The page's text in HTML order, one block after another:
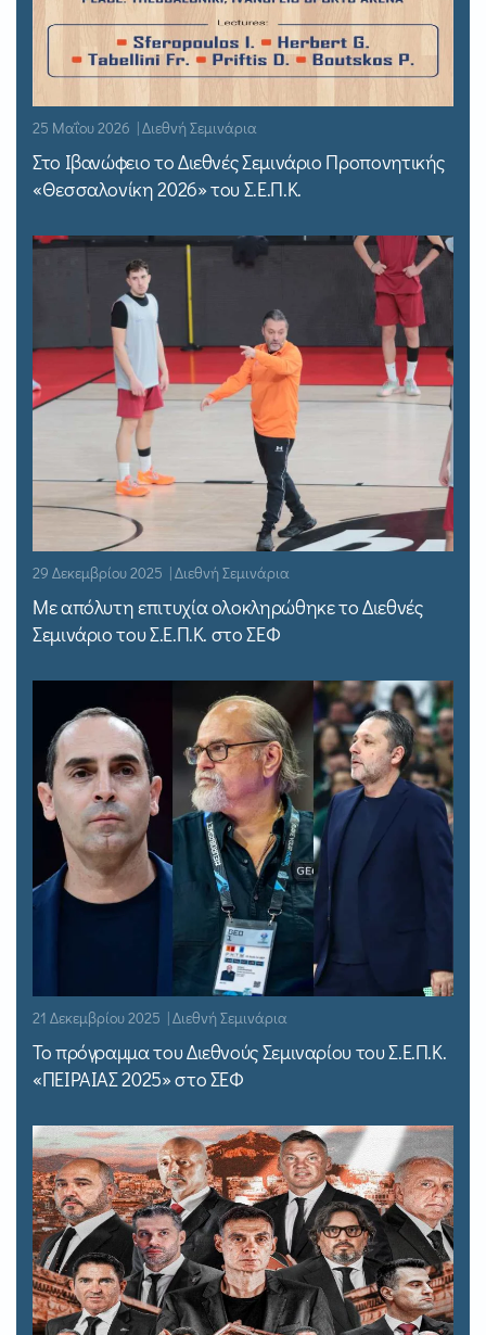
25 Μαΐου 2026 | Διεθνή Σεμινάρια
Στο Ιβανώφειο το Διεθνές Σεμινάριο Προπονητικής
«Θεσσαλονίκη 2026» του Σ.Ε.Π.Κ.
29 Δεκεμβρίου 2025 | Διεθνή Σεμινάρια
Με απόλυτη επιτυχία ολοκληρώθηκε το Διεθνές
Σεμινάριο του Σ.Ε.Π.Κ. στο ΣΕΦ
21 Δεκεμβρίου 2025 | Διεθνή Σεμινάρια
Το πρόγραμμα του Διεθνούς Σεμιναρίου του Σ.Ε.Π.Κ.
«ΠΕΙΡΑΙΑΣ 2025» στο ΣΕΦ